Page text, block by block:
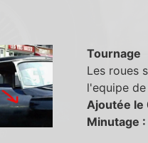
Tournage
Les roues
l'equipe
Ajoutée
Minutage